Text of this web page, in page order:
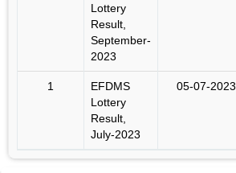
Lottery
Result,
September-
2023
1
EFDMS
Lottery
Result,
July-2023
05-07-2023